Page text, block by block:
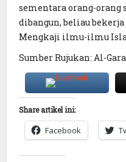
sementara orang-orang
dibangun, beliau
Mengkaji ilmu-ilmu
Sumber Rujukan: Al-
Share artikel ini:
Facebook